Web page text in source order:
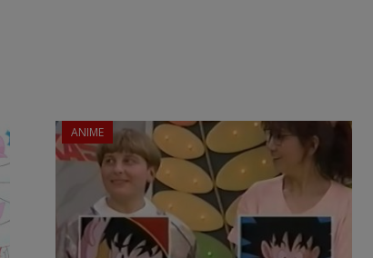
ANIME